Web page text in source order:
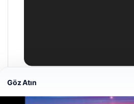
Prenses Night Club
Nisan 29, 2026
Göz Atın